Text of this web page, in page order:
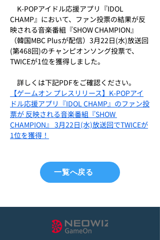
K-POPアイドル応援アプリ『IDOL
CHAMP』において、ファン投票の結果が反
映される音楽番組『SHOW CHAMPION』
（韓国MBC Plusが配信）3月22日(水)放送回
(第468回)のチャンピオンソング投票で、
TWICEが1位を獲得しました。
詳しくは下記PDFをご確認ください。
【ゲームオン プレスリリース】K-POPアイ
ドル応援アプリ『IDOL CHAMP』のファン投
票が 反映される音楽番組『SHOW
CHAMPION』 3月22日(水)放送回でTWICEが
1位を獲得！
一覧へ戻る